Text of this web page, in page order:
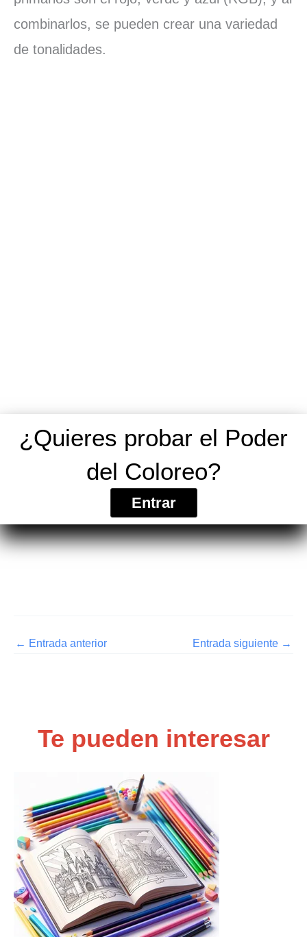
combinarlos, se pueden crear una variedad
de tonalidades.
¿Quieres probar el Poder
del Coloreo?
Entrar
← Entrada anterior Entrada siguiente →
Te pueden interesar